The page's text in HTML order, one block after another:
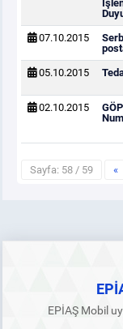
07.10.2015
05.10.2015
02.10.2015
Sayfa: 58 / 59 «
EPİAŞ Mobil